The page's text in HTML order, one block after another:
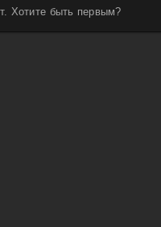
Хотите быть первым?